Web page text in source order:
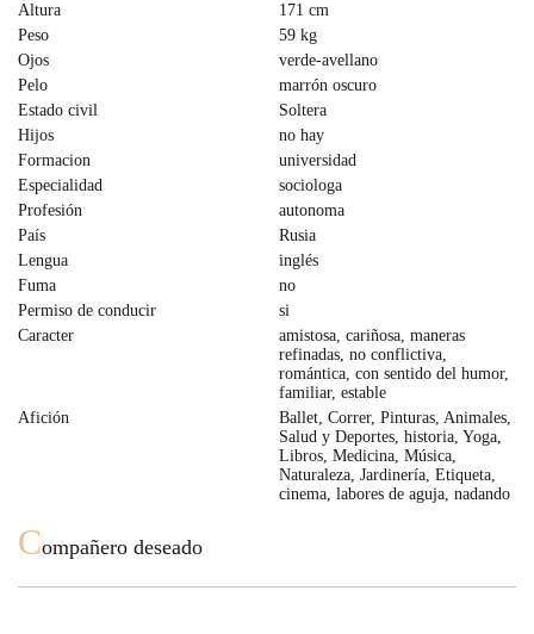
Altura
171 cm
Peso
59 kg
Ojos
verde-avellano
Pelo
marrón oscuro
Estado civil
Soltera
Hijos
no hay
Formacion
universidad
Especialidad
sociologa
Profesión
autonoma
País
Rusia
Lengua
inglés
Fuma
no
Permiso de conducir
si
Caracter
amistosa, cariñosa, maneras
refinadas, no conflictiva,
romántica, con sentido del humor,
familiar, estable
Afición
Ballet, Correr, Pinturas, Animales,
Salud y Deportes, historia, Yoga,
Libros, Medicina, Música,
Naturaleza, Jardinería, Etiqueta,
cinema, labores de aguja, nadando
Compañero deseado